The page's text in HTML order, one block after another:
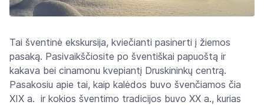
Tai šventinė ekskursija, kviečianti pasinerti į žiemos
pasaką. Pasivaikščiosite po šventiškai papuoštą ir
kakava bei cinamonu kvepiantį Druskininkų centrą.
Pasakosiu apie tai, kaip kalėdos buvo švenčiamos čia
XIX a. ir kokios šventimo tradicijos buvo XX a., kurias